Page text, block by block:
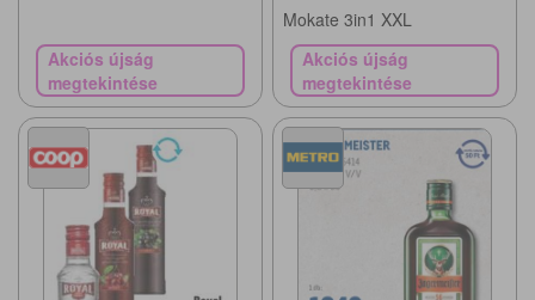
Akciós újság
megtekintése
Mokate 3in1 XXL
Akciós újság
megtekintése